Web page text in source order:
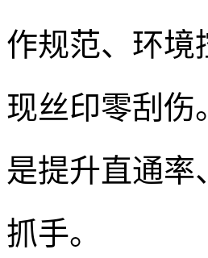
作规范、环境
现丝印零刮伤
是提升直通率
抓手。